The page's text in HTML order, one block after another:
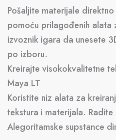
Pošaljite materijale direktno
pomoću prilagođenih alata
izvoznik igara da unesete
po izboru.
Kreirajte visokokvalitetne
Maya LT
Koristite niz alata za
tekstura i materijala. Radite
Alegoritamske supstance